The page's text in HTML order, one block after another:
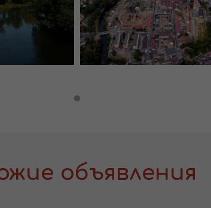
объявления